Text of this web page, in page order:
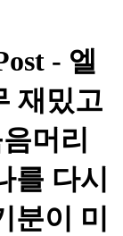
- 엘
재밌고
머리
를 다시
분이 미